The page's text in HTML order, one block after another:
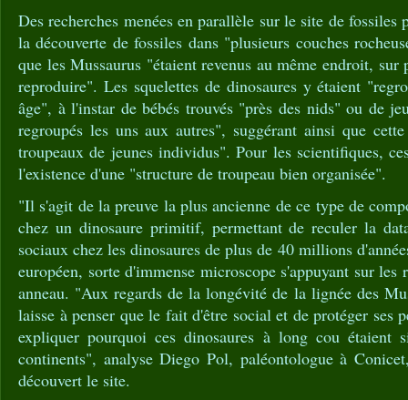
Des recherches menées en parallèle sur le site de fossiles
la découverte de fossiles dans "plusieurs couches
que les Mussaurus "étaient revenus au même endroit, sur
reproduire". Les squelettes de dinosaures y étaient
âge", à l'instar de bébés trouvés "près des nids" ou de
regroupés les uns aux autres", suggérant ainsi que
troupeaux de jeunes individus". Pour les scientifiques,
l'existence d'une "structure de troupeau bien organisée".
"Il s'agit de la preuve la plus ancienne de ce type de
chez un dinosaure primitif, permettant de reculer la
sociaux chez les dinosaures de plus de 40 millions
européen, sorte d'immense microscope s'appuyant sur
anneau. "Aux regards de la longévité de la lignée des
laisse à penser que le fait d'être social et de protéger ses
expliquer pourquoi ces dinosaures à long cou étaient
continents", analyse Diego Pol, paléontologue à
découvert le site.